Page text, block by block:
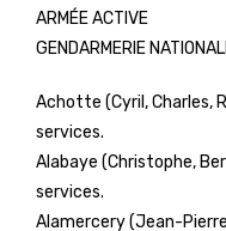
ARMÉE ACTIVE
GENDARMERIE
Achotte (Cyril, Charles,
services.
Alabaye (Christophe,
services.
Alamercery (Jean-